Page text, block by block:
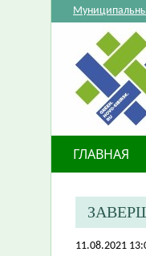
ГЛАВНАЯ
11.08.2021